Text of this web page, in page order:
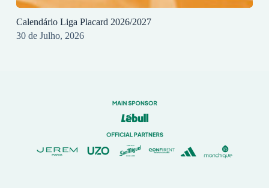
Calendário Liga Placard 2026/2027
30 de Julho, 2026